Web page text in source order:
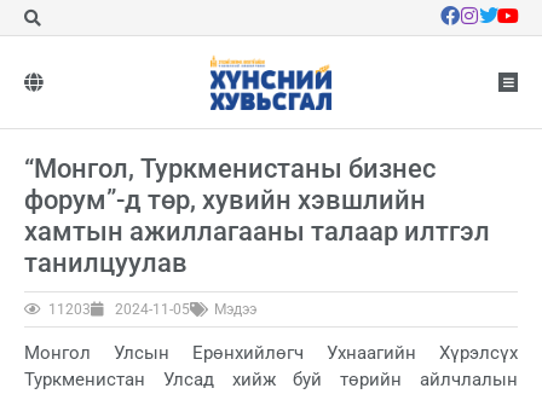
“Монгол, Туркменистаны бизнес
форум”-д төр, хувийн хэвшлийн
хамтын ажиллагааны талаар илтгэл
танилцуулав
11203 2024-11-05 Мэдээ
Монгол Улсын Ерөнхийлөгч Ухнаагийн Хүрэлсүх
Туркменистан Улсад хийж буй төрийн айлчлалын